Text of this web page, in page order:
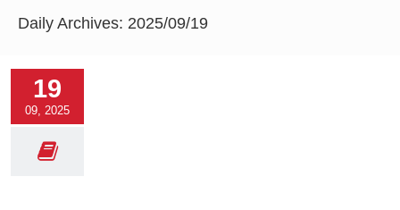
Daily Archives: 2025/09/19
19
09, 2025